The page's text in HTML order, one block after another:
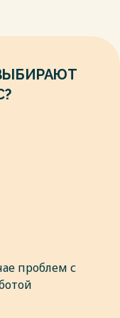
рекламы и
проблем с